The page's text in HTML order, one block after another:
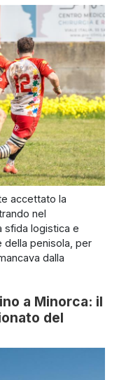
accettato la
nel
sfida logistica e
della penisola, per
dalla
a Minorca: il
del